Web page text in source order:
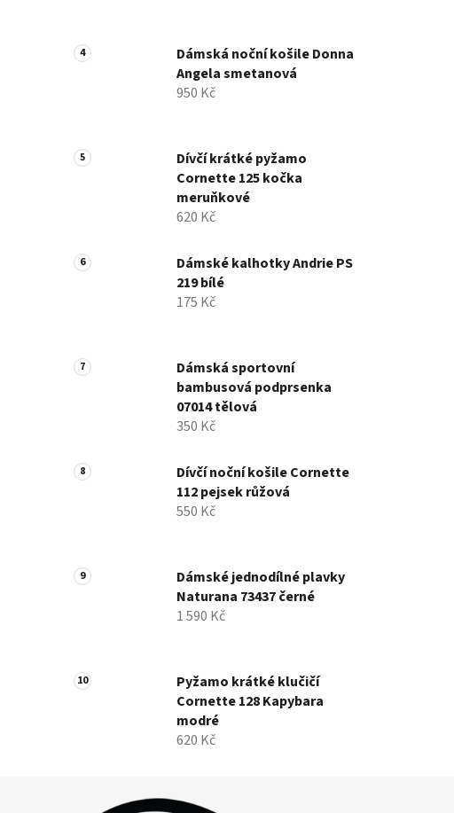
Dámská noční košile Donna
Angela smetanová
950 Kč
Dívčí krátké pyžamo
Cornette 125 kočka
meruňkové
620 Kč
Dámské kalhotky Andrie PS
219 bílé
175 Kč
Dámská sportovní
bambusová podprsenka
07014 tělová
350 Kč
Dívčí noční košile Cornette
112 pejsek růžová
550 Kč
Dámské jednodílné plavky
Naturana 73437 černé
1 590 Kč
Pyžamo krátké klučičí
Cornette 128 Kapybara
modré
620 Kč